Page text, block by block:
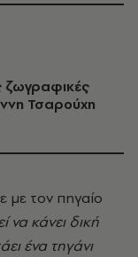
ζωγραφικές
Τσαρούχη
με τον πηγαίο
να κάνει δική
ένα τηγάνι